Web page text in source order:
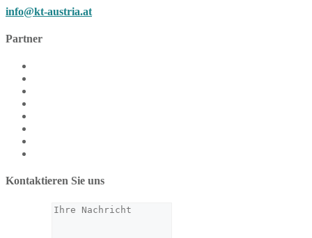
info@kt-austria.at
Partner
Kontaktieren Sie uns